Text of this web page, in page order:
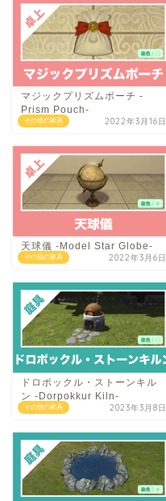
その他の家具
マジックプリズムポーチ -
Prism Pouch-
2022年3月16日
その他の家具
天球儀 -Model Star Globe-
2022年3月6日
その他の家具
ドロポックル・ストーンキル
ン -Dorpokkur Kiln-
2023年3月8日